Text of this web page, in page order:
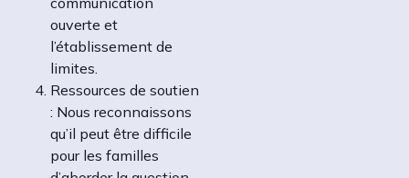
ouverte et
l’établissement de
limites.
Ressources de soutien
: Nous reconnaissons
qu’il peut être difficile
pour les familles